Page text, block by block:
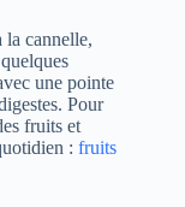
la cannelle,
une pointe
Pour
fruits et
: fruits